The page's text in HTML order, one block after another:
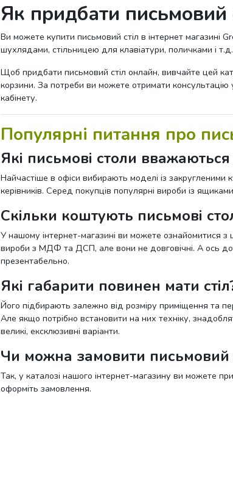
Як придбати письмовий
Ви можете купити письмовий стіл в інтернет магазині
шухлядами, стільницею для клавіатури, поличками і
Щоб придбати письмовий стіл онлайн, вивчайте цей
корзини. За потреби ви можете отримати
кабінету.
Популярні питання про
Які письмові столи
Найчастіше в офіси вибирають моделі із закругленими
керівників. Серед покупців популярні вироби із
Скільки коштують письмові
У нашому інтернет-магазині ви можете ознайомитися
вироби з МДФ та ДСП, але вони не довговічні. А ось
презентабельно.
Які габарити повинен мати
Його підбирають залежно від розміру приміщення та
Але якщо потрібно встановити на них техніку,
великі, ексклюзивні варіанти.
Чи можна замовити письмовий
Так, у каталозі нашого інтернет-магазину ви можете
оформіть замовлення.